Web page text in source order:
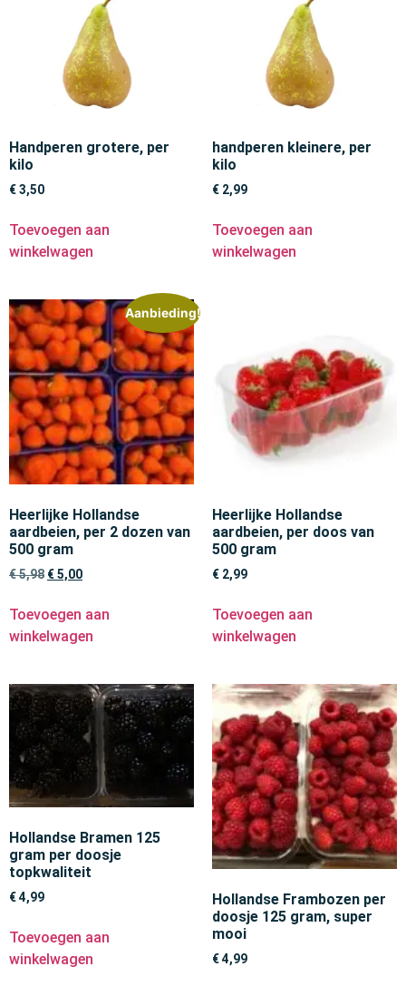
Handperen grotere, per
kilo
€3,50
Toevoegen aan
winkelwagen
handperen kleinere, per
kilo
€ 2,99
Toevoegen aan
winkelwagen
Aanbieding!
Heerlijke Hollandse
aardbeien, per 2 dozen van
500 gram
€5,98 €5,00
Toevoegen aan
winkelwagen
Heerlijke Hollandse
aardbeien, per doos van
500 gram
€ 2,99
Toevoegen aan
winkelwagen
Hollandse Bramen 125
gram per doosje
topkwaliteit
€4,99
Toevoegen aan
winkelwagen
Hollandse Frambozen per
doosje 125 gram, super
mooi
€4,99